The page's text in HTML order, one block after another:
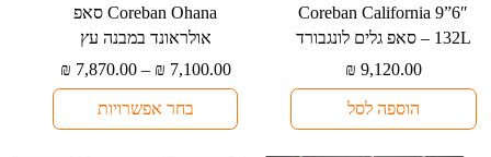
⁦Coreban California 9”6″
132L⁩ – סאפ גלים לונגבורד
₪ 9,120.00
הוספה לסל
⁦Coreban Ohana⁩ סאפ
אולראונד במבנה עץ
₪ 7,100.00
–
₪ 7,870.00
מחירים:
עד
בחר אפשרויות
למוצר
יש
מספר